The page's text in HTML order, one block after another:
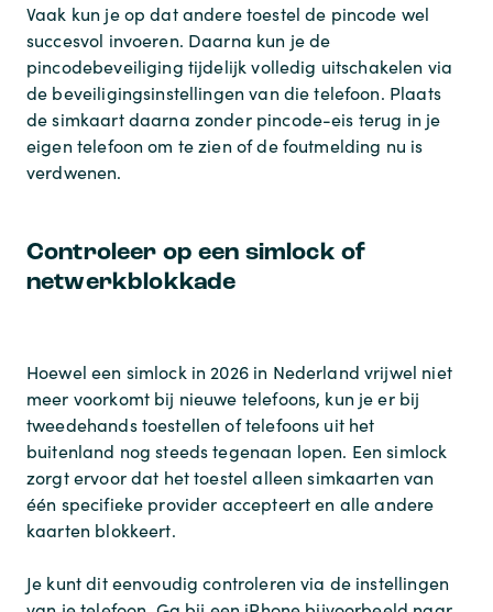
Vaak kun je op dat andere toestel de pincode wel
succesvol invoeren. Daarna kun je de
pincodebeveiliging tijdelijk volledig uitschakelen via
de beveiligingsinstellingen van die telefoon. Plaats
de simkaart daarna zonder pincode-eis terug in je
eigen telefoon om te zien of de foutmelding nu is
verdwenen.
Controleer op een simlock of
netwerkblokkade
Hoewel een simlock in 2026 in Nederland vrijwel niet
meer voorkomt bij nieuwe telefoons, kun je er bij
tweedehands toestellen of telefoons uit het
buitenland nog steeds tegenaan lopen. Een simlock
zorgt ervoor dat het toestel alleen simkaarten van
één specifieke provider accepteert en alle andere
kaarten blokkeert.
Je kunt dit eenvoudig controleren via de instellingen